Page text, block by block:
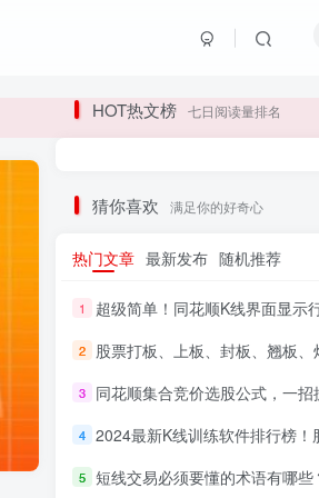
新各大精品创业项目！
HOT热文榜 七日阅读量排名
猜你喜欢 满足你的好奇心
热门文章 最新发布 随机推荐
1 超级简单！同花顺K线界面显示行业概念指标
2 股票打板、上板、封板、翘板、炸板是什么意思？炒股你必
3 同花顺集合竞价选股公式，一招抓涨停让你秒变
4 2024最新K线训练软件排行榜！股民福利，十款专业分析
5 短线交易必须要懂的术语有哪些？股票分时水上、水下
登录 注册